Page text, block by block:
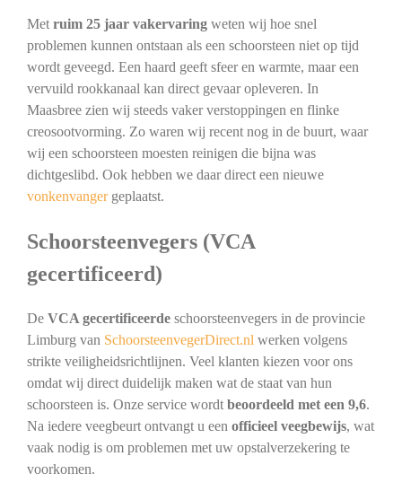
Metruim 25 jaar vakervaringweten wij hoe snel
problemen kunnen ontstaan als een schoorsteen niet op tijd
wordt geveegd. Een haard geeft sfeer en warmte, maar een
vervuild rookkanaal kan direct gevaar opleveren. In
Maasbree zien wij steeds vaker verstoppingen en flinke
creosootvorming. Zo waren wij recent nog in de buurt, waar
wij een schoorsteen moesten reinigen die bijna was
dichtgeslibd. Ook hebben we daar direct een nieuwe
vonkenvangergeplaatst.
Schoorsteenvegers (VCA
gecertificeerd)
De VCA gecertificeerdeschoorsteenvegers in de provincie
Limburg van SchoorsteenvegerDirect.nl werken volgens
strikte veiligheidsrichtlijnen. Veel klanten kiezen voor ons
omdat wij direct duidelijk maken wat de staat van hun
schoorsteen is. Onze service wordt beoordeeld met een 9,6.
Na iedere veegbeurt ontvangt u een officieel veegbewijs, wat
vaak nodig is om problemen met uw opstalverzekering te
voorkomen.